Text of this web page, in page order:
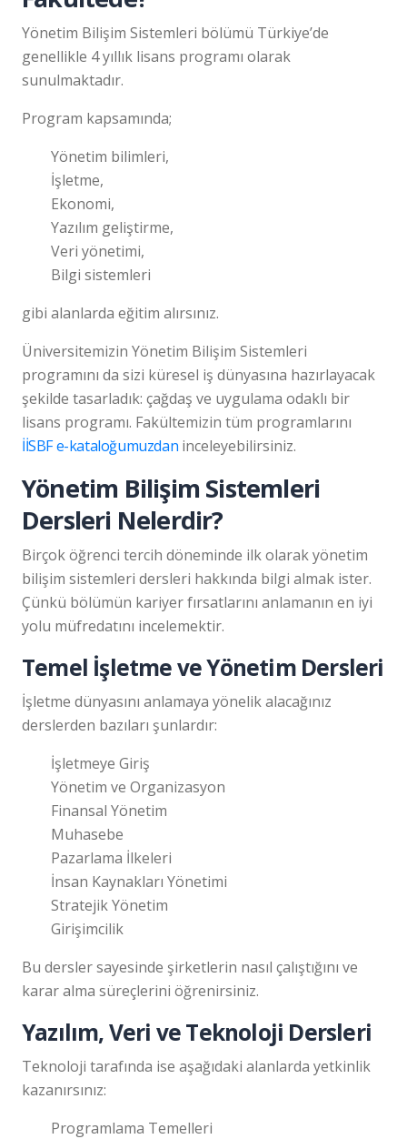
Yönetim Bilişim Sistemleri bölümü Türkiye’de
genellikle 4 yıllık lisans programı olarak
sunulmaktadır.
Program kapsamında;
Yönetim bilimleri,
İşletme,
Ekonomi,
Yazılım geliştirme,
Veri yönetimi,
Bilgi sistemleri
gibi alanlarda eğitim alırsınız.
Üniversitemizin Yönetim Bilişim Sistemleri
programını da sizi küresel iş dünyasına hazırlayacak
şekilde tasarladık: çağdaş ve uygulama odaklı bir
lisans programı. Fakültemizin tüm programlarını
İİSBF e-kataloğumuzdan inceleyebilirsiniz.
Yönetim Bilişim Sistemleri
Dersleri Nelerdir?
Birçok öğrenci tercih döneminde ilk olarak yönetim
bilişim sistemleri dersleri hakkında bilgi almak ister.
Çünkü bölümün kariyer fırsatlarını anlamanın en iyi
yolu müfredatını incelemektir.
Temel İşletme ve Yönetim Dersleri
İşletme dünyasını anlamaya yönelik alacağınız
derslerden bazıları şunlardır:
İşletmeye Giriş
Yönetim ve Organizasyon
Finansal Yönetim
Muhasebe
Pazarlama İlkeleri
İnsan Kaynakları Yönetimi
Stratejik Yönetim
Girişimcilik
Bu dersler sayesinde şirketlerin nasıl çalıştığını ve
karar alma süreçlerini öğrenirsiniz.
Yazılım, Veri ve Teknoloji Dersleri
Teknoloji tarafında ise aşağıdaki alanlarda yetkinlik
kazanırsınız:
Programlama Temelleri